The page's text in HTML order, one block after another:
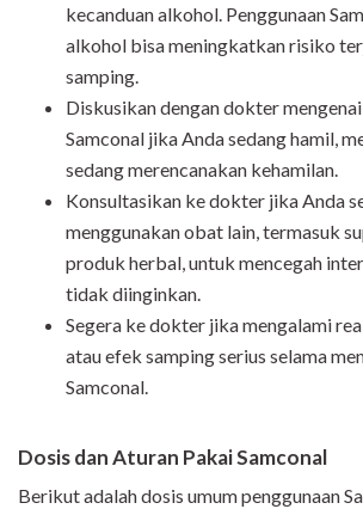
kecanduan alkohol. Penggunaan
alkohol bisa meningkatkan risiko
samping.
Diskusikan dengan dokter
Samconal jika Anda sedang hamil,
sedang merencanakan kehamilan.
Konsultasikan ke dokter jika Anda
menggunakan obat lain, termasuk
produk herbal, untuk mencegah
tidak diinginkan.
Segera ke dokter jika mengalami
atau efek samping serius selama
Samconal.
Dosis dan Aturan Pakai Samconal
Berikut adalah dosis umum penggunaan